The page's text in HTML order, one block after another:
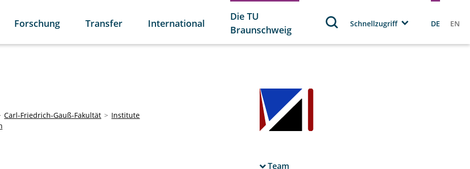
Forschung Transfer International
Die TU
Braunschweig
Schnellzugriff DE EN
Carl-Friedrich-Gauß-Fakultät
Institute
Team